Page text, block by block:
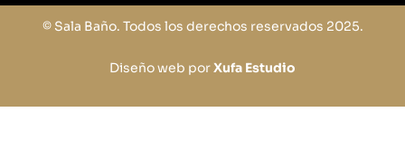
© Sala Baño. Todos los derechos reservados 2025.
Diseño web porXufa Estudio